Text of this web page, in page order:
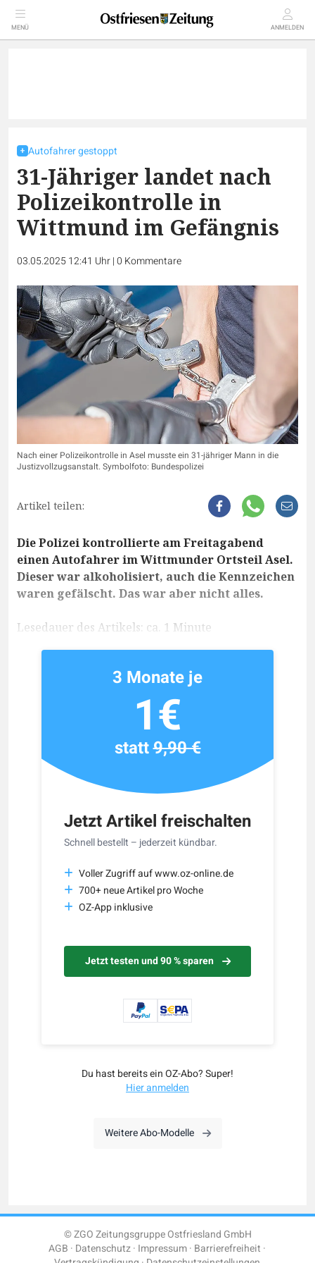
MENÜ ANMELDEN
Autofahrer gestoppt
31-Jähriger landet nach
Polizeikontrolle in
Wittmund im Gefängnis
03.05.2025 12:41 Uhr|0 Kommentare
Nach einer Polizeikontrolle in Asel musste ein 31-jähriger Mann in die
Justizvollzugsanstalt. Symbolfoto: Bundespolizei
Artikel teilen:
Die Polizei kontrollierte am Freitagabend
einen Autofahrer im Wittmunder Ortsteil Asel.
Dieser war alkoholisiert, auch die Kennzeichen
waren gefälscht. Das war aber nicht alles.
Lesedauer des Artikels: ca. 1 Minute
Jetzt Artikel freischalten
Schnell bestellt – jederzeit kündbar.
Voller Zugriff auf www.oz-online.de
700+ neue Artikel pro Woche
OZ-App inklusive
Jetzt testen und 90 % sparen
3 Monate je
1€
statt9,90 €
Du hast bereits ein OZ-Abo? Super!
Hier anmelden
Weitere Abo-Modelle
© ZGO Zeitungsgruppe Ostfriesland GmbH
AGB Datenschutz Impressum Barrierefreiheit